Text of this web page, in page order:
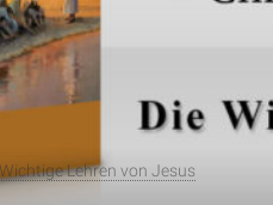
der Lebenden
auf dieses erwartete Ereignis.
Lehren von Jesus